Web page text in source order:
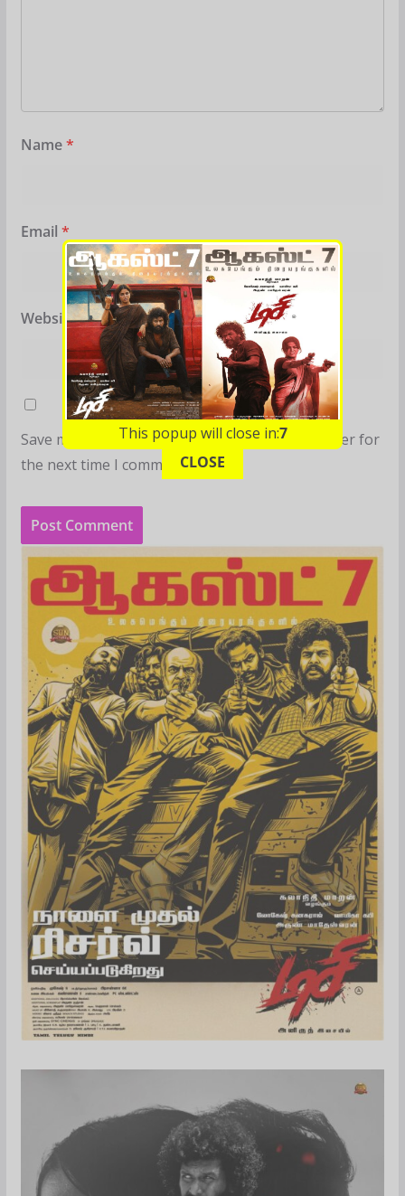
Name*
Email *
Website
Save my name, email, and website in this browser for
the next time I comment.
This popup will close in:6
CLOSE